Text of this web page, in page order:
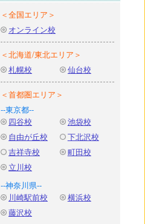
＜全国エリア＞
オンライン校
＜北海道/東北エリア＞
札幌校
仙台校
＜首都圏エリア＞
--東京都--
四谷校
池袋校
自由が丘校
下北沢校
吉祥寺校
町田校
立川校
--神奈川県--
川崎駅前校
横浜校
藤沢校